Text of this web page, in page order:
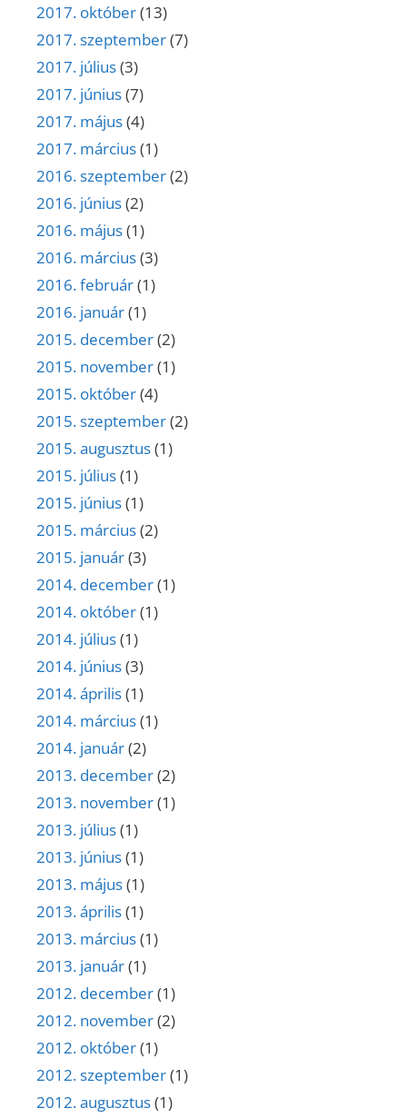
2017. október(13)
2017. szeptember(7)
2017. július(3)
2017. június(7)
2017. május(4)
2017. március(1)
2016. szeptember(2)
2016. június(2)
2016. május(1)
2016. március(3)
2016. február(1)
2016. január(1)
2015. december(2)
2015. november(1)
2015. október(4)
2015. szeptember(2)
2015. augusztus(1)
2015. július(1)
2015. június(1)
2015. március(2)
2015. január(3)
2014. december(1)
2014. október(1)
2014. július(1)
2014. június(3)
2014. április(1)
2014. március(1)
2014. január(2)
2013. december(2)
2013. november(1)
2013. július(1)
2013. június(1)
2013. május(1)
2013. április(1)
2013. március(1)
2013. január(1)
2012. december(1)
2012. november(2)
2012. október(1)
2012. szeptember(1)
2012. augusztus(1)